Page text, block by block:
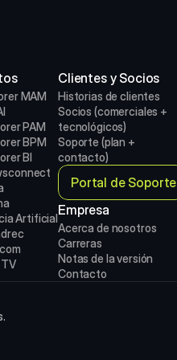
MAM
PAM
BPM
BI
Artificial
Clientes y Socios
Historias de clientes
Socios (comerciales +
tecnológicos)
Soporte (plan +
contacto)
Portal de Soporte
Empresa
Acerca de nosotros
Carreras
Notas de la versión
Contacto